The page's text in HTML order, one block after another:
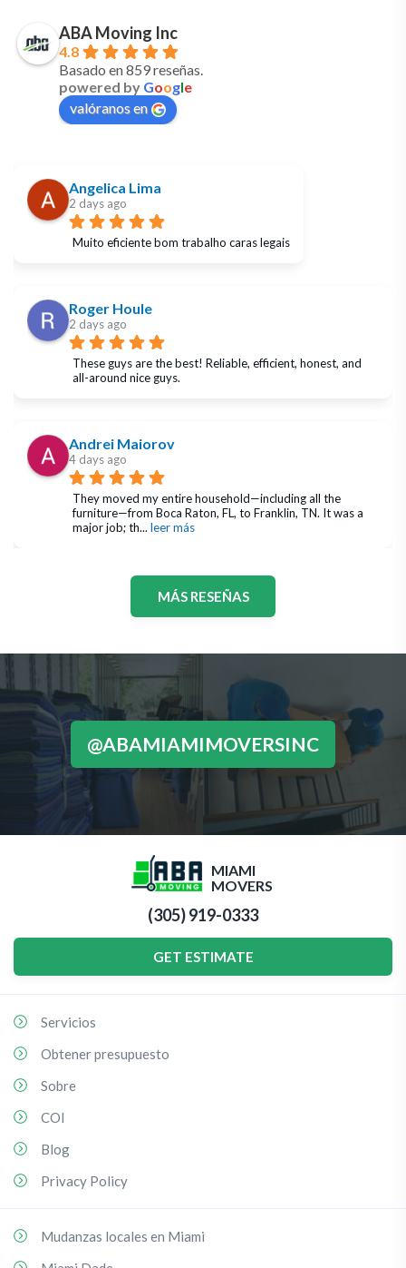
ABA Moving Inc
4.8
Basado en 859 reseñas.
powered by Google
valóranos en
Angelica Lima
2 days ago
Muito eficiente bom trabalho caras legais
Roger Houle
2 days ago
These guys are the best! Reliable, efficient, honest, and
all-around nice guys.
Andrei Maiorov
4 days ago
They moved my entire household—including all the
furniture—from Boca Raton, FL, to Franklin, TN. It was a
major job; th... leer más
MÁS RESEÑAS
@ABAMIAMIMOVERSINC
MIAMI
MOVERS
(305) 919-0333
GET ESTIMATE
Servicios
Obtener presupuesto
Sobre
COI
Blog
Privacy Policy
Mudanzas locales en Miami